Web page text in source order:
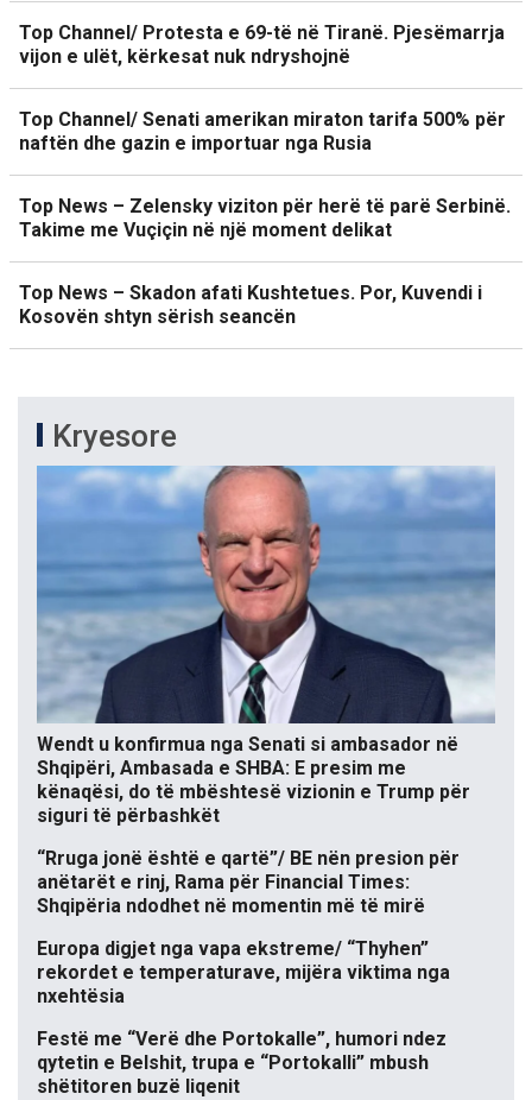
Top Channel/ Protesta e 69-të në Tiranë. Pjesëmarrja
vijon e ulët, kërkesat nuk ndryshojnë
Top Channel/ Senati amerikan miraton tarifa 500% për
naftën dhe gazin e importuar nga Rusia
Top News – Zelensky viziton për herë të parë Serbinë.
Takime me Vuçiçin në një moment delikat
Top News – Skadon afati Kushtetues. Por, Kuvendi i
Kosovën shtyn sërish seancën
Kryesore
Wendt u konfirmua nga Senati si ambasador në
Shqipëri, Ambasada e SHBA: E presim me
kënaqësi, do të mbështesë vizionin e Trump për
siguri të përbashkët
“Rruga jonë është e qartë”/ BE nën presion për
anëtarët e rinj, Rama për Financial Times:
Shqipëria ndodhet në momentin më të mirë
Europa digjet nga vapa ekstreme/ “Thyhen”
rekordet e temperaturave, mijëra viktima nga
nxehtësia
Festë me “Verë dhe Portokalle”, humori ndez
qytetin e Belshit, trupa e “Portokalli” mbush
shëtitoren buzë liqenit